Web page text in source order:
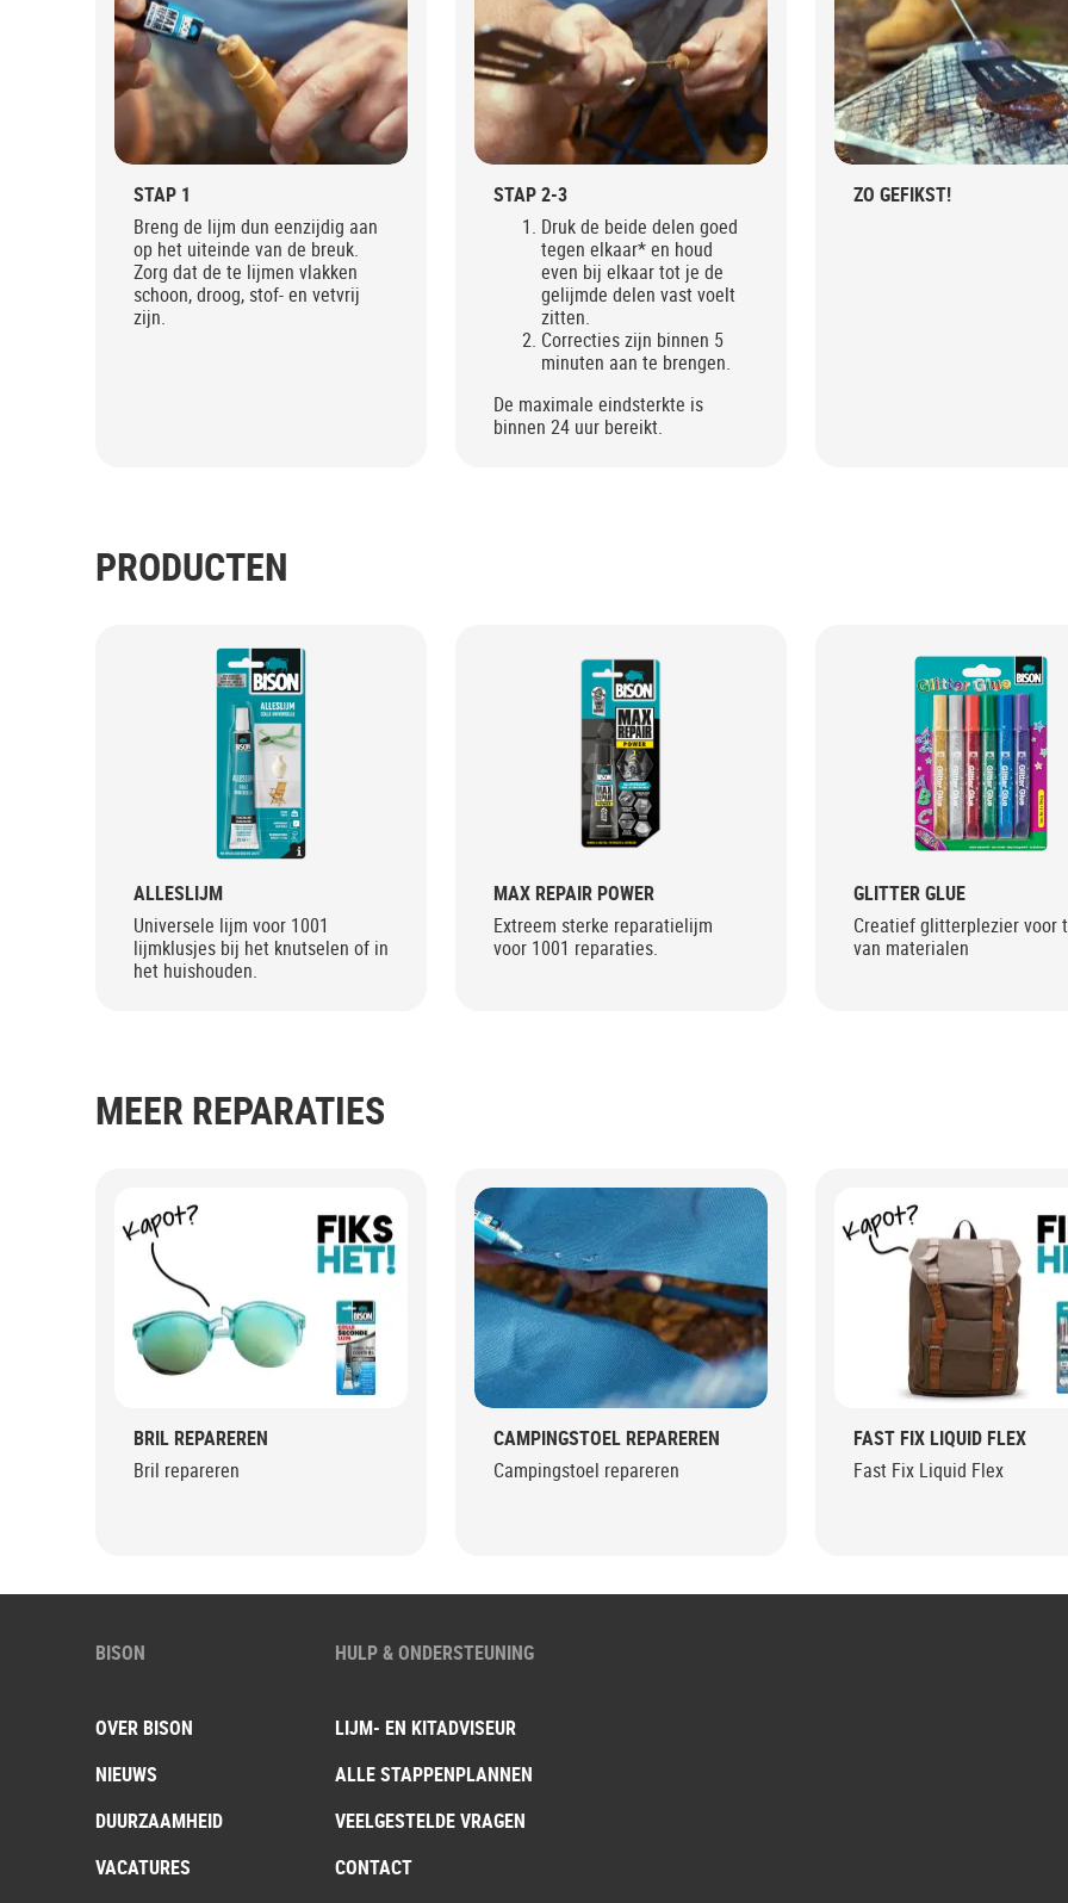
STAP 1
Breng de lijm dun eenzijdig aan
op het uiteinde van de breuk.
Zorg dat de te lijmen vlakken
schoon, droog, stof- en vetvrij
zijn.
STAP 2-3
Druk de beide delen goed
tegen elkaar* en houd
even bij elkaar tot je de
gelijmde delen vast voelt
zitten.
Correcties zijn binnen 5
minuten aan te brengen.
De maximale eindsterkte is
binnen 24 uur bereikt.
ZO GEFIKST!
PRODUCTEN
ALLESLIJM
Universele lijm voor 1001
lijmklusjes bij het knutselen of in
het huishouden.
MAX REPAIR POWER
Extreem sterke reparatielijm
voor 1001 reparaties.
GLITTER GLUE
Creatief glitterplezier voor
van materialen
MEER REPARATIES
BRIL REPAREREN
Bril repareren
CAMPINGSTOEL REPAREREN
Campingstoel repareren
FAST FIX LIQUID FLEX
Fast Fix Liquid Flex
BISON
OVER BISON
NIEUWS
DUURZAAMHEID
VACATURES
HULP & ONDERSTEUNING
LIJM- EN KITADVISEUR
ALLE STAPPENPLANNEN
VEELGESTELDE VRAGEN
CONTACT